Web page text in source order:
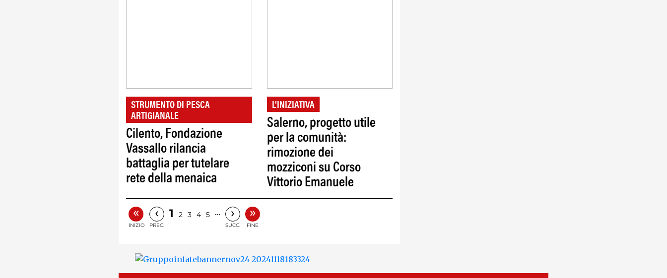
STRUMENTO DI PESCA
ARTIGIANALE
Cilento, Fondazione
Vassallo rilancia
battaglia per tutelare
rete della menaica
L'INIZIATIVA
Salerno, progetto utile
per la comunità:
rimozione dei
mozziconi su Corso
Vittorio Emanuele
«
INIZIO
‹
PREC.
1 2 3 4 5 … ›
SUCC.
»
FINE